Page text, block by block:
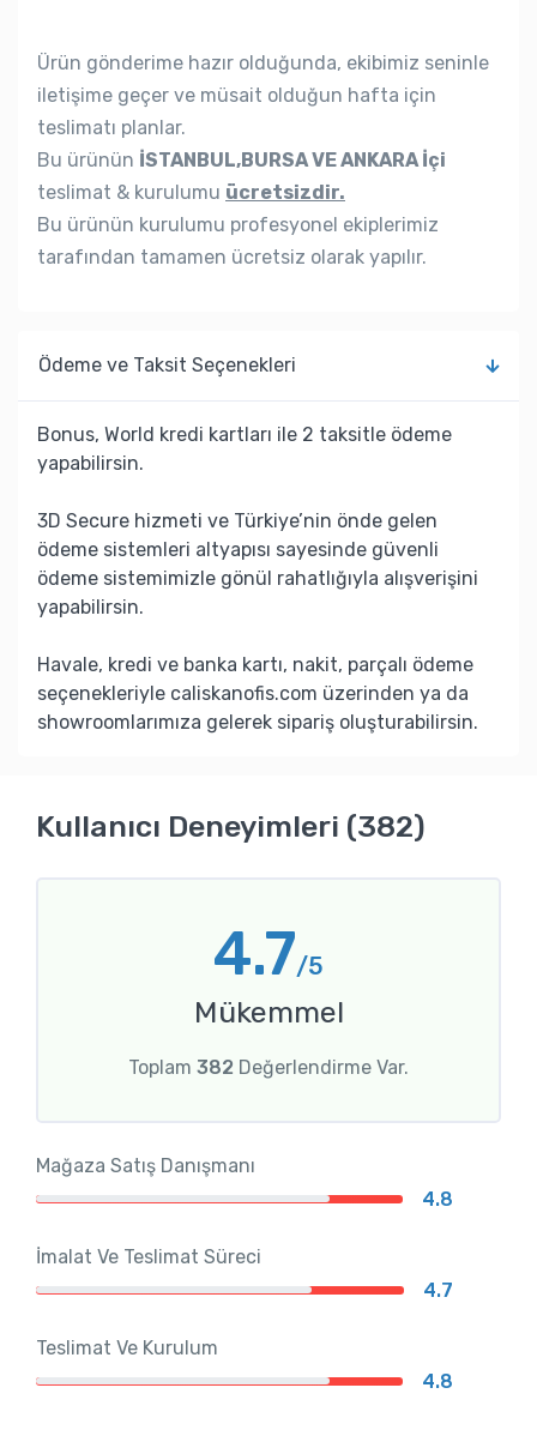
Ürün gönderime hazır olduğunda, ekibimiz seninle
iletişime geçer ve müsait olduğun hafta için
teslimatı planlar.
Bu ürünün İSTANBUL,BURSA VE ANKARA İçi
teslimat & kurulumu ücretsizdir.
Bu ürünün kurulumu profesyonel ekiplerimiz
tarafından tamamen ücretsiz olarak yapılır.
Ödeme ve Taksit Seçenekleri
Bonus, World kredi kartları ile 2 taksitle ödeme
yapabilirsin.
3D Secure hizmeti ve Türkiye’nin önde gelen
ödeme sistemleri altyapısı sayesinde güvenli
ödeme sistemimizle gönül rahatlığıyla alışverişini
yapabilirsin.
Havale, kredi ve banka kartı, nakit, parçalı ödeme
seçenekleriyle caliskanofis.com üzerinden ya da
showroomlarımıza gelerek sipariş oluşturabilirsin.
Kullanıcı Deneyimleri (382)
4.7/5
Mükemmel
Toplam 382 Değerlendirme Var.
Mağaza Satış Danışmanı
4.8
İmalat Ve Teslimat Süreci
4.7
Teslimat Ve Kurulum
4.8